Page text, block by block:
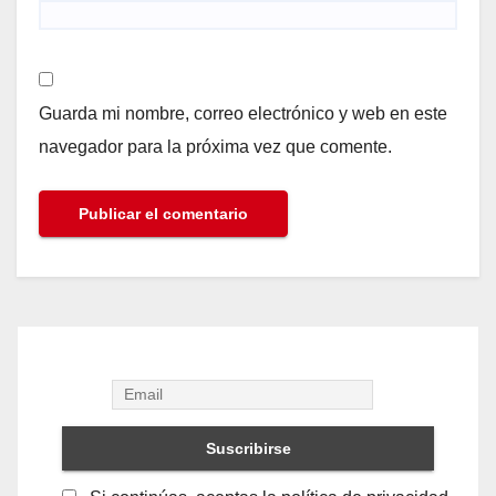
Guarda mi nombre, correo electrónico y web en este
navegador para la próxima vez que comente.